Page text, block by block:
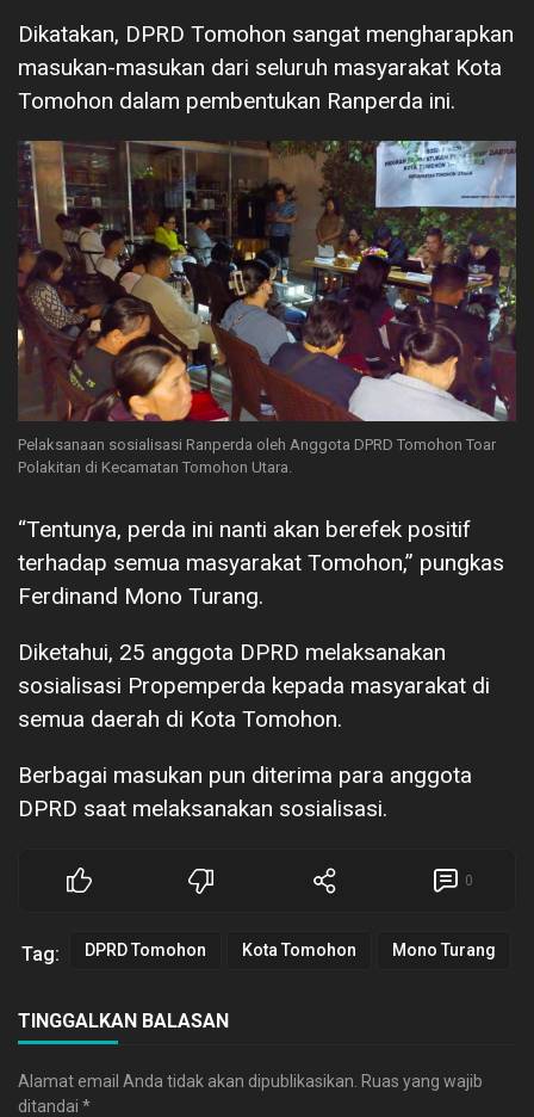
Dikatakan, DPRD Tomohon sangat mengharapkan
masukan-masukan dari seluruh masyarakat Kota
Tomohon dalam pembentukan Ranperda ini.
Pelaksanaan sosialisasi Ranperda oleh Anggota DPRD Tomohon Toar
Polakitan di Kecamatan Tomohon Utara.
“Tentunya, perda ini nanti akan berefek positif
terhadap semua masyarakat Tomohon,” pungkas
Ferdinand Mono Turang.
Diketahui, 25 anggota DPRD melaksanakan
sosialisasi Propemperda kepada masyarakat di
semua daerah di Kota Tomohon.
Berbagai masukan pun diterima para anggota
DPRD saat melaksanakan sosialisasi.
0
Tag: DPRD Tomohon Kota Tomohon Mono Turang
TINGGALKAN BALASAN
Alamat email Anda tidak akan dipublikasikan. Ruas yang wajib
ditandai *